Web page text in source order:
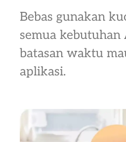
Bebas gunakan
semua kebutuhan
batasan waktu
aplikasi.